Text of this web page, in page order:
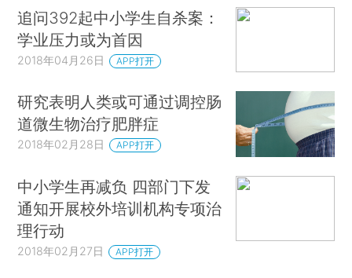
追问392起中小学生自杀案：
学业压力或为首因
2018年04月26日 APP打开
研究表明人类或可通过调控肠
道微生物治疗肥胖症
2018年02月28日 APP打开
中小学生再减负 四部门下发
通知开展校外培训机构专项治
理行动
2018年02月27日 APP打开